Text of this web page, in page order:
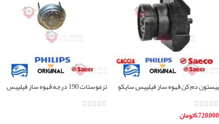
پیستون دم کن قهوه ساز فیلیپس سایکو
6,720,000تومان
ترموستات 190 درجه قهوه ساز فیلیپس
سایکو